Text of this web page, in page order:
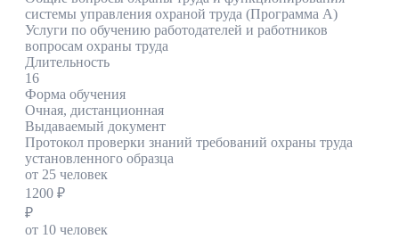
системы управления охраной труда (Программа А)
Услуги по обучению работодателей и работников
вопросам охраны труда
Длительность
16
Форма обучения
Очная, дистанционная
Выдаваемый документ
Протокол проверки знаний требований охраны труда
установленного образца
от 25 человек
1200 ₽
₽
от 10 человек